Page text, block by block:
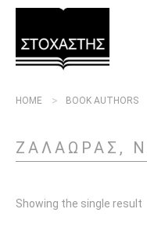
HOME BOOK AUTHORS
ΖΑΛΑΩΡΑΣ,
Showing the single result